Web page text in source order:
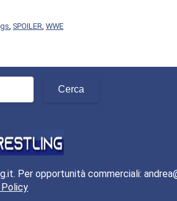
, SPOILER, WWE
Per opportunità commerciali: